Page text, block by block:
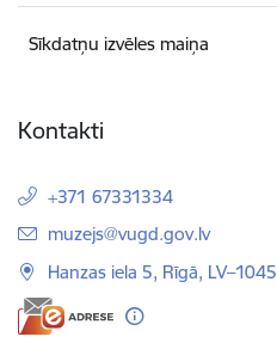
Sīkdatņu izvēles maiņa
Kontakti
+371 67331334
E-pasts:
muzejs@vugd.gov.lv
Hanzas iela 5, Rīgā, LV–1045